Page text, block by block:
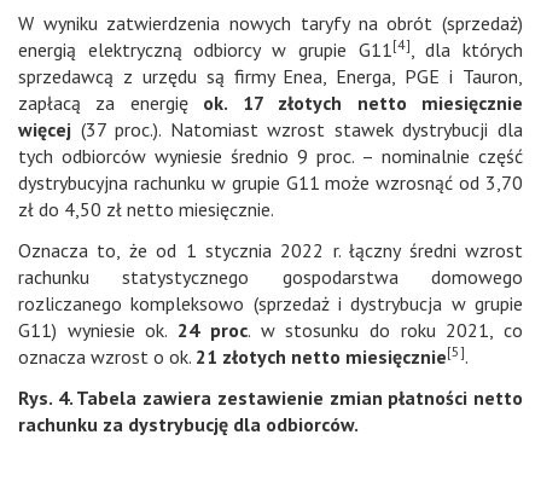
W wyniku zatwierdzenia nowych taryfy na obrót (sprzedaż)
energią elektryczną odbiorcy w grupie G11[4], dla których
sprzedawcą z urzędu są firmy Enea, Energa, PGE i Tauron,
zapłacą za energię ok. 17 złotych netto miesięcznie
więcej (37 proc.). Natomiast wzrost stawek dystrybucji dla
tych odbiorców wyniesie średnio 9 proc. – nominalnie część
dystrybucyjna rachunku w grupie G11 może wzrosnąć od 3,70
zł do 4,50 zł netto miesięcznie.
Oznacza to, że od 1 stycznia 2022 r. łączny średni wzrost
rachunku statystycznego gospodarstwa domowego
rozliczanego kompleksowo (sprzedaż i dystrybucja w grupie
G11) wyniesie ok. 24 proc. w stosunku do roku 2021, co
oznacza wzrost o ok. 21 złotych netto miesięcznie[5].
Rys. 4. Tabela zawiera zestawienie zmian płatności netto
rachunku za dystrybucję dla odbiorców.